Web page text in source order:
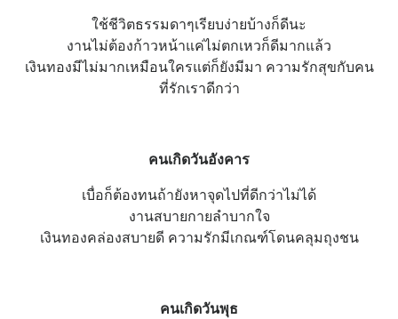
ใช้ชีวิตธรรมดาๆเรียบง่ายบ้างก็ดีนะ
งานไม่ต้องก้าวหน้าแค่ไม่ตกเหวก็ดีมากแล้ว
เงินทองมีไม่มากเหมือนใครแต่ก็ยังมีมา ความรักสุขกับคน
ที่รักเราดีกว่า
คนเกิดวันอังคาร
เบื่อก็ต้องทนถ้ายังหาจุดไปที่ดีกว่าไม่ได้
งานสบายกายลำบากใจ
เงินทองคล่องสบายดี ความรักมีเกณฑ์โดนคลุมถุงชน
คนเกิดวันพุธ